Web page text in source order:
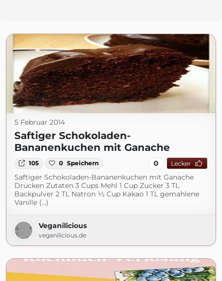
5 Februar 2014
Saftiger Schokoladen-
Bananenkuchen mit Ganache
105 0 Speichern 0 Lecker
Saftiger Schokoladen-Bananenkuchen mit Ganache
Drucken Zutaten 3 Cups Mehl 1 Cup Zucker 3 TL
Backpulver 2 TL Natron ½ Cup Kakao 1 TL gemahlene
Vanille (...)
Veganilicious
veganilicious.de